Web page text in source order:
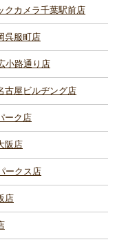
クカメラ千葉駅前店
呉服町店
小路通り店
古屋ビルヂング店
ーク店
阪店
ークス店
店